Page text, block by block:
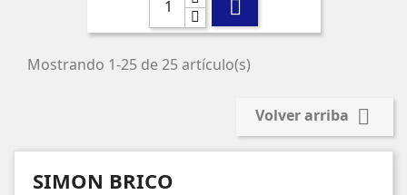

Mostrando 1-25 de 25 artículo(s)
Volver arriba 
SIMON BRICO